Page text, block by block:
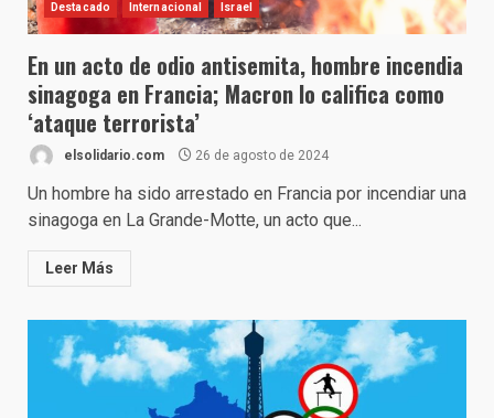
Destacado Internacional Israel
En un acto de odio antisemita, hombre incendia
sinagoga en Francia; Macron lo califica como
‘ataque terrorista’
elsolidario.com 26 de agosto de 2024
Un hombre ha sido arrestado en Francia por incendiar una
sinagoga en La Grande-Motte, un acto que...
Leer Más